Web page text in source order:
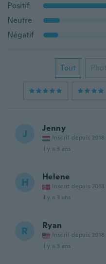
Positif
Neutre
Négatif
Tout
J Jenny
Inscrit depuis 2018
il y a 3 ans
H Helene
Inscrit depuis 2018
il y a 3 ans
R Ryan
Inscrit depuis 2018
il y a 3 ans